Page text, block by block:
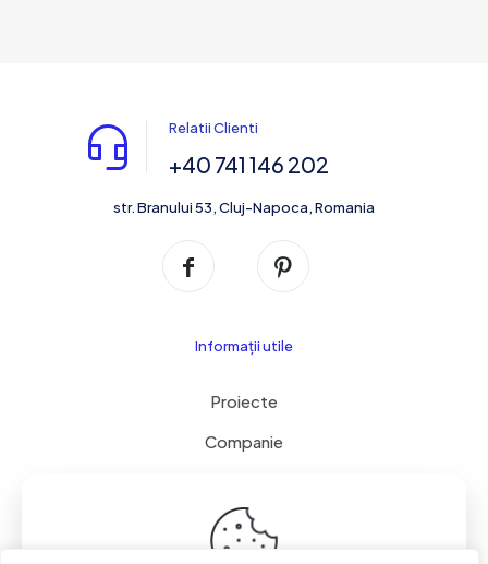
Relatii Clienti
+40 741 146 202
str. Branului 53, Cluj-Napoca, Romania
Informații utile
Proiecte
Companie
Contact